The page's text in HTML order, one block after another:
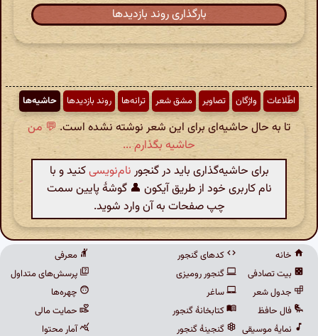
بارگذاری روند بازدیدها
اطّلاعات واژگان تصاویر مشق شعر ترانه‌ها روند بازدیدها حاشیه‌ها
تا به حال حاشیه‌ای برای این شعر نوشته نشده است. 💬 من
حاشیه بگذارم ...
برای حاشیه‌گذاری باید در گنجور نام‌نویسیکنید و با
نام کاربری خود از طریق آیکون 👤 گوشهٔ پایین سمت
چپ صفحات به آن وارد شوید.
خانه
بیت تصادفی
جدول شعر
فال حافظ
نمایهٔ موسیقی
کدهای گنجور
گنجور رومیزی
ساغر
کتابخانهٔ گنجور
گنجینهٔ گنجور
معرفی
پرسش‌های متداول
چهره‌ها
حمایت مالی
آمار محتوا